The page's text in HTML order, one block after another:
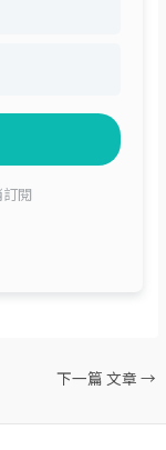
閱
下一篇 文章 →